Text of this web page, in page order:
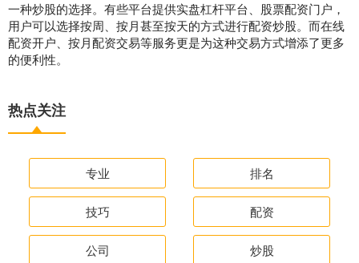
一种炒股的选择。有些平台提供实盘杠杆平台、股票配资门户，
用户可以选择按周、按月甚至按天的方式进行配资炒股。而在线
配资开户、按月配资交易等服务更是为这种交易方式增添了更多
的便利性。
热点关注
专业 排名
技巧 配资
公司 炒股